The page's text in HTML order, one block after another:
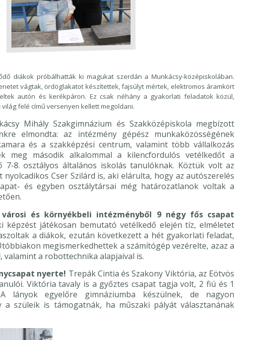
diákok próbálhatták ki magukat szerdán a Munkácsy-középiskolában.
vágtak, ördöglakatot készítettek, fajsúlyt mértek, elektromos áramkört
autón és kerékpáron. Ez csak néhány a gyakorlati feladatok közül,
felé című versenyen kellett megoldani.
Mihály Szakgimnázium és Szakközépiskola megbízott
elmondta: az intézmény gépész munkaközösségének
és a szakképzési centrum, valamint több vállalkozás
meg második alkalommal a kilencfordulós vetélkedőt a
7-8. osztályos általános iskolás tanulóknak. Köztük volt az
Cser Szilárd is, aki elárulta, hogy az autószerelés
és egyben osztálytársai még határozatlanok voltak a
és környékbeli intézményből 9 négy fős csapat
képzést játékosan bemutató vetélkedő elején tíz, elméletet
a diákok, ezután következett a hét gyakorlati feladat,
megismerkedhettek a számítógép vezérelte, azaz a
valamint a robottechnika alapjaival is.
nyerte! Trepák Cintia és Szakony Viktória, az Eötvös
Viktória tavaly is a győztes csapat tagja volt, 2 fiú és 1
lányok egyelőre gimnáziumba készülnek, de nagyon
a szüleik is támogatnák, ha műszaki pályát választanának